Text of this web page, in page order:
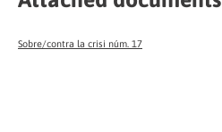
Sobre/contra la crisi núm. 17